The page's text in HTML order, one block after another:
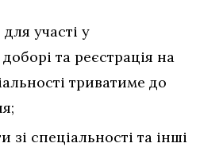
участі у
та реєстрація на
триватиме до
зі спеціальності та інші